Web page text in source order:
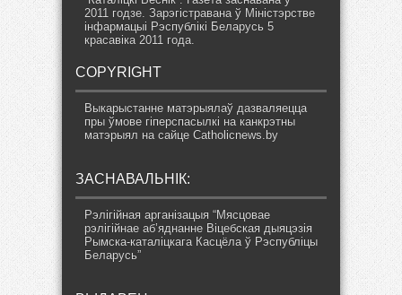
2011 годзе. Зарэгістравана ў Міністэрстве
інфармацыі Рэспублікі Беларусь 5
красавіка 2011 года.
COPYRIGHT
Выкарыстанне матэрыялаў дазваляецца
пры ўмове гіперспасылкі на канкрэтны
матэрыял на сайце Catholicnews.by
ЗАСНАВАЛЬНІК:
Рэлігійная арганізацыя “Мясцовае
рэлігійнае аб’яднанне Віцебская дыяцэзія
Рымска-каталіцкага Касцёла ў Рэспубліцы
Беларусь”